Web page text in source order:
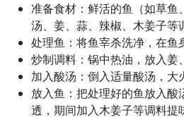
准备食材：鲜活的鱼（如草鱼
汤、姜、蒜、辣椒、木姜子等
处理鱼：将鱼宰杀洗净，在鱼
炒制调料：锅中热油，放入姜
加入酸汤：倒入适量酸汤，大
放入鱼：把处理好的鱼放入酸
透，期间加入木姜子等调料提